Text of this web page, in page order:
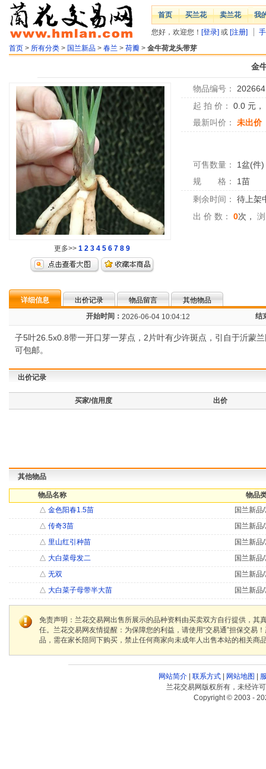
首页 买兰花 卖兰花 我
您好，欢迎您！ [登录] 或 [注册]
首页 > 所有分类 > 国兰新品 > 春兰 > 荷瓣 > 金牛荷龙头带芽
金
更多>> 1 2 3 4 5 6 7 8 9
物品编号：
起 拍 价：
0.0 元，
最新叫价：
未出价
可售数量： 1盆(件)
规 格：
1苗
剩余时间：
待上架
出 价 数：
0次，
详细信息 出价记录 物品留言
其他物品
开始时间： 2026-06-04 10:04:12 结
子5叶26.5x0.8带一开口芽一芽点，2片叶有少许斑点，引自于沂蒙
可包邮。
出价记录
买家/信用度 出价
其他物品
物品名称
物品
△ 金色阳春1.5苗
国兰新品
△ 传奇3苗
国兰新品
△ 里山红引种苗
国兰新品
△ 大白菜母发二
国兰新品
△ 无双
国兰新品
△ 大白菜子母带半大苗 国兰新品
免责声明：兰花交易网出售所展示的品种资料由买卖双方自行提供，
任。兰花交易网友情提醒：为保障您的利益，请使用“交易通”担保交
品，需在家长陪同下购买，禁止任何商家向未成年人出售本站的相关商
网站简介| 联系方式| 网站地图
兰花交易网版权所有，未经许
Copyright © 2003 -